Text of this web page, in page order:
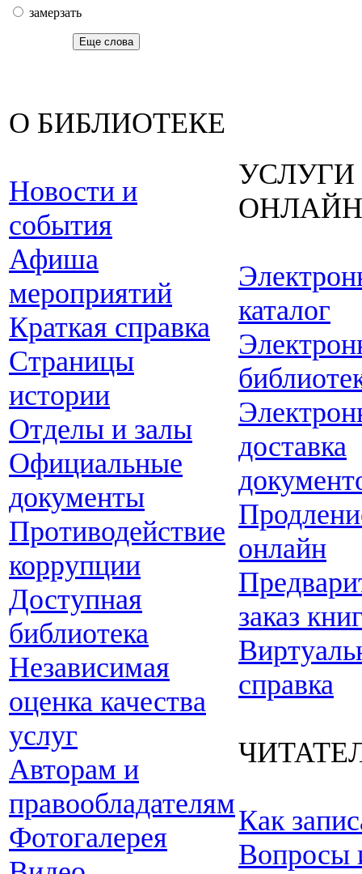
замерзать
Еще слова
О БИБЛИОТЕКЕ
Новости и
события
Афиша
мероприятий
Краткая справка
Страницы
истории
Отделы и залы
Официальные
документы
Противодействие
коррупции
Доступная
библиотека
Независимая
оценка качества
услуг
Авторам и
правообладателям
Фотогалерея
УСЛУГИ
ОНЛАЙН
каталог
доставка
онлайн
заказ
справка
Как
Вопросы